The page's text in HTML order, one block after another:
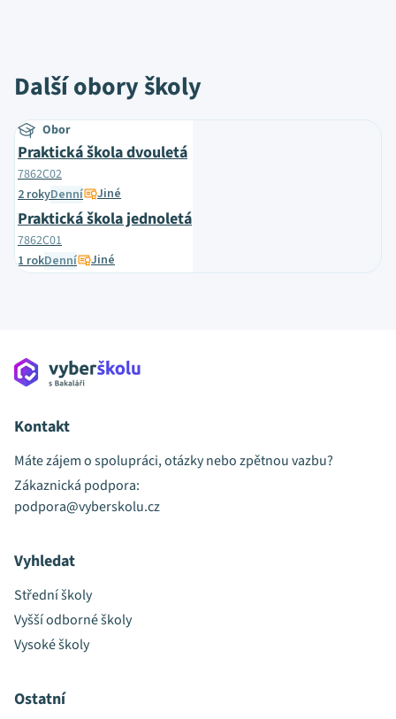
Další obory školy
Obor
Praktická škola dvouletá
7862C02
2 rokyDenní Jiné
Praktická škola jednoletá
7862C01
1 rokDenní Jiné
Kontakt
Máte zájem o spolupráci, otázky nebo zpětnou vazbu?
Zákaznická podpora:
podpora@vyberskolu.cz
Vyhledat
Střední školy
Vyšší odborné školy
Vysoké školy
Ostatní